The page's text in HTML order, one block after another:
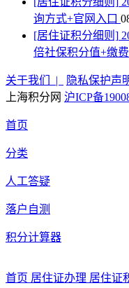
询方式+官网入口
[居住证积分细则]
倍社保积分值+缴
关于我们 | 隐私保护声
上海积分网 沪ICP备
首页
分类
人工答疑
落户自测
积分计算器
首页 居住证办理 居住证